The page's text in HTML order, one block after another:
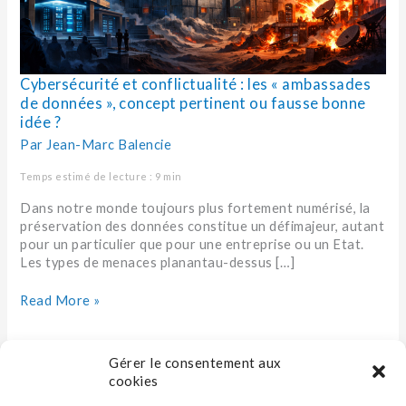
Gérer le consentement aux
cookies
Cybersécurité et conflictualité : les « ambassades
de données », concept pertinent ou fausse bonne
idée ?
Par Jean-Marc Balencie
Temps estimé de lecture : 9 min
Dans notre monde toujours plus fortement numérisé, la
préservation des données constitue un défimajeur, autant
pour un particulier que pour une entreprise ou un Etat.
Les types de menaces planantau-dessus […]
fausse
bonne
idée
?
Read More »